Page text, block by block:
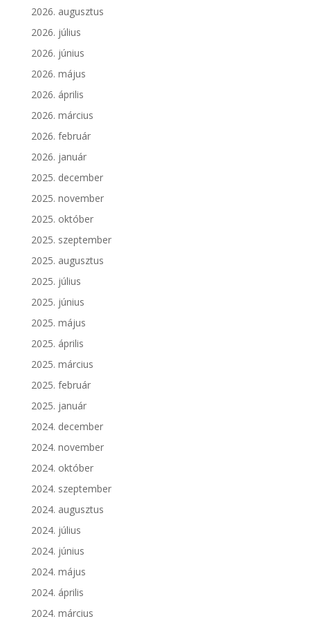
2026. augusztus
2026. július
2026. június
2026. május
2026. április
2026. március
2026. február
2026. január
2025. december
2025. november
2025. október
2025. szeptember
2025. augusztus
2025. július
2025. június
2025. május
2025. április
2025. március
2025. február
2025. január
2024. december
2024. november
2024. október
2024. szeptember
2024. augusztus
2024. július
2024. június
2024. május
2024. április
2024. március